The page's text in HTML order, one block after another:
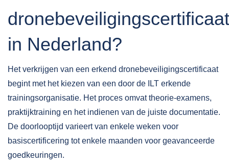
dronebeveiligingscertificaat
in Nederland?
Het verkrijgen van een erkend dronebeveiligingscertificaat
begint met het kiezen van een door de ILT erkende
trainingsorganisatie. Het proces omvat theorie-examens,
praktijktraining en het indienen van de juiste documentatie.
De doorlooptijd varieert van enkele weken voor
basiscertificering tot enkele maanden voor geavanceerde
goedkeuringen.